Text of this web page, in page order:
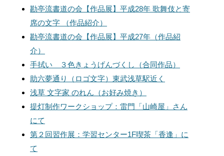
勘亭流書道の会【作品展】平成28年 歌舞伎と寄
席の文字 （作品紹介）
勘亭流書道の会【作品展】平成27年（作品紹
介）
手拭い ３色きょうげんづくし（合同作品）
助六夢通り（ロゴ文字）東武浅草駅近く
浅草 文字家 のれん（お好み焼き）
提灯制作ワークショップ：雷門「山崎屋」さん
にて
第２回習作展：学習センター1F喫茶「香逢」に
て